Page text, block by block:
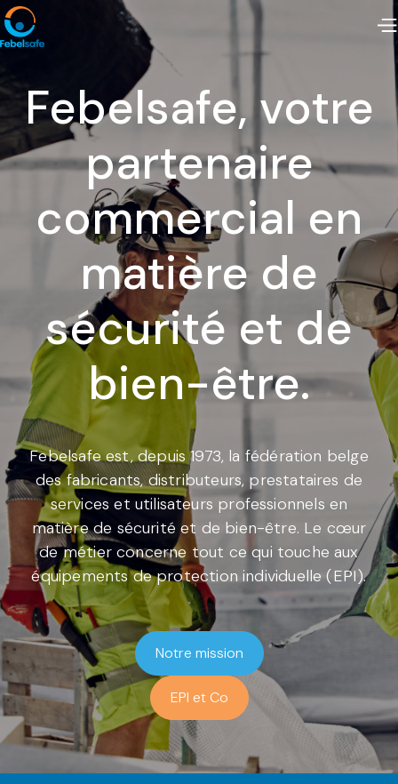
Febelsafe, votre
partenaire
commercial en
matière de
sécurité et de
bien-être.
Febelsafe est, depuis 1973, la fédération belge
des fabricants, distributeurs, prestataires de
services et utilisateurs professionnels en
matière de sécurité et de bien-être. Le cœur
de métier concerne tout ce qui touche aux
équipements de protection individuelle (EPI).
Notre mission
EPI et Co